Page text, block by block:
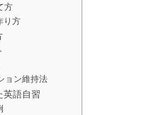
方
り方
ョン維持法
英語自習